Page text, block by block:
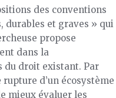
des conventions
durables et graves » qui
propose
dans la
du droit existant. Par
d’un écosystème
mieux évaluer les